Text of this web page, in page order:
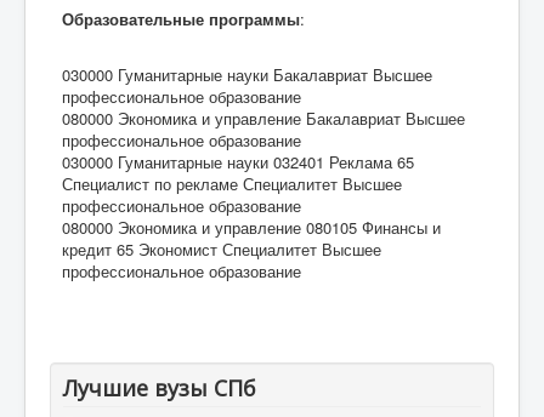
Образовательные программы:
030000 Гуманитарные науки Бакалавриат Высшее
профессиональное образование
080000 Экономика и управление Бакалавриат Высшее
профессиональное образование
030000 Гуманитарные науки 032401 Реклама 65
Специалист по рекламе Специалитет Высшее
профессиональное образование
080000 Экономика и управление 080105 Финансы и
кредит 65 Экономист Специалитет Высшее
профессиональное образование
Лучшие вузы СПб